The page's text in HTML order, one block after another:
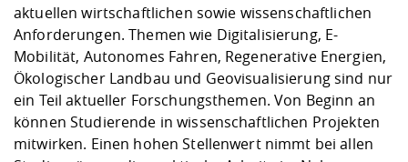
aktuellen wirtschaftlichen sowie wissenschaftlichen
Anforderungen. Themen wie Digitalisierung, E-
Mobilität, Autonomes Fahren, Regenerative Energien,
Ökologischer Landbau und Geovisualisierung sind nur
ein Teil aktueller Forschungsthemen. Von Beginn an
können Studierende in wissenschaftlichen Projekten
mitwirken. Einen hohen Stellenwert nimmt bei allen